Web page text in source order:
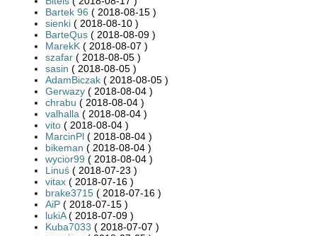
Bartek 96 ( 2018-08-15 )
sienki ( 2018-08-10 )
BarteQus ( 2018-08-09 )
MarekK ( 2018-08-07 )
szafar ( 2018-08-05 )
sasin ( 2018-08-05 )
AdamBiczak ( 2018-08-05 )
Gerwazy ( 2018-08-04 )
chrabu ( 2018-08-04 )
valhalla ( 2018-08-04 )
vito ( 2018-08-04 )
MarcinPl ( 2018-08-04 )
bikeman ( 2018-08-04 )
wycior99 ( 2018-08-04 )
Linuś ( 2018-07-23 )
vitax ( 2018-07-16 )
brake3715 ( 2018-07-16 )
AiP ( 2018-07-15 )
lukiA( 2018-07-09 )
Kuba7033 ( 2018-07-07 )